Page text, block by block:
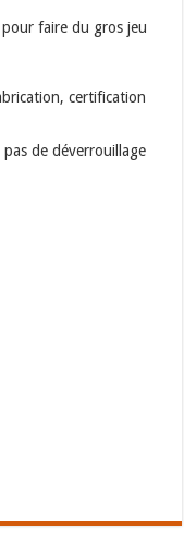
faire du gros jeu
certification
de déverrouillage